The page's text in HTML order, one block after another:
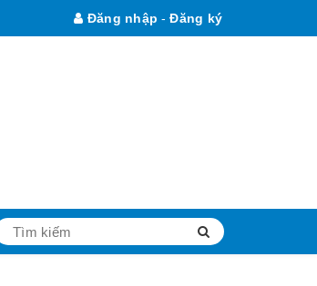
Đăng nhập - Đăng ký